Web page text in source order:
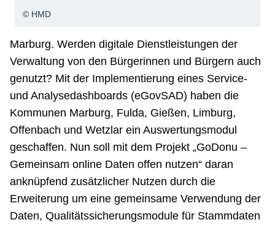
© HMD
Marburg. Werden digitale Dienstleistungen der
Verwaltung von den Bürgerinnen und Bürgern auch
genutzt? Mit der Implementierung eines Service-
und Analysedashboards (eGovSAD) haben die
Kommunen Marburg, Fulda, Gießen, Limburg,
Offenbach und Wetzlar ein Auswertungsmodul
geschaffen. Nun soll mit dem Projekt „GoDonu –
Gemeinsam online Daten offen nutzen“ daran
anknüpfend zusätzlicher Nutzen durch die
Erweiterung um eine gemeinsame Verwendung der
Daten, Qualitätssicherungsmodule für Stammdaten